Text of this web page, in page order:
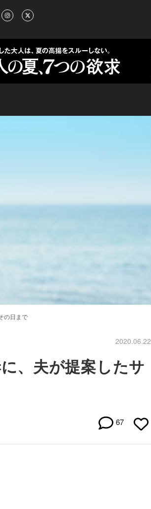
スタイル情報
の日まで
2020.06.22
、夫が提案したサ
67